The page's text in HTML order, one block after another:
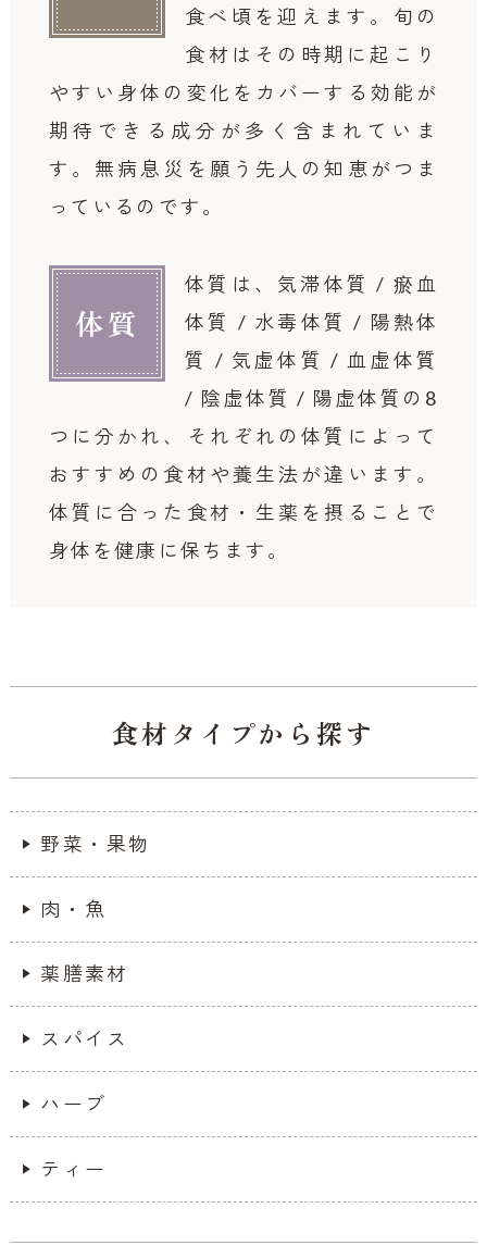
食べ頃を迎えます。 旬の
食材はその時期に起こり
やすい身体の変化をカバーする効能が
期待できる成分が多く含まれていま
す。無病息災を願う先人の知恵がつま
っているのです。
体質
体質は、気滞体質 / 瘀血
体質 / 水毒体質 / 陽熱体
質 / 気虚体質 / 血虚体質
/ 陰虚体質 / 陽虚体質の8
つに分かれ、それぞれの体質によって
おすすめの食材や養生法が違います。
体質に合った食材・生薬を摂ることで
身体を健康に保ちます。
食材タイプから探す
野菜・果物
肉・魚
薬膳素材
スパイス
ハーブ
ティー